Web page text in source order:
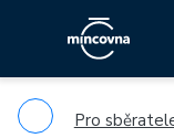
Pro